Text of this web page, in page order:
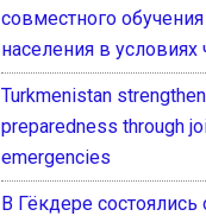
совместного
населения в
Turkmenistan
preparedness through
emergencies
В Гёкдере